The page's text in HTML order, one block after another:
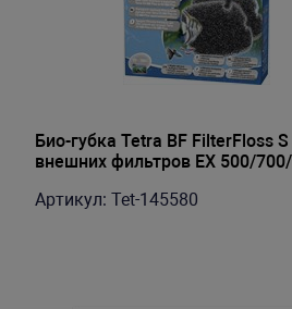
Био-губка Tetra BF FilterFloss
внешних фильтров EX 500/
Артикул: Tet-145580